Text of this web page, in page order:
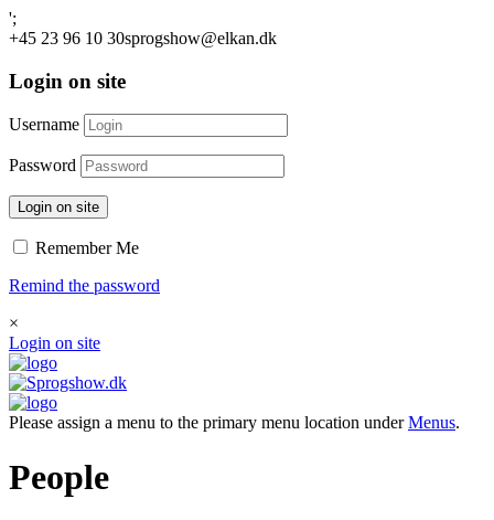
';
+45 23 96 10 30sprogshow@elkan.dk
Login on site
Username
Password
Login on site
Remember Me
Remind the password
×
Login on site
Please assign a menu to the primary menu location underMenus.
People